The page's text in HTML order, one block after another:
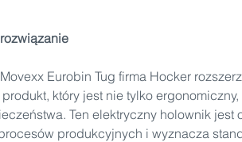
Eurobin Tug firma Hocker
który jest nie tylko
Ten elektryczny holownik
produkcyjnych i wyznacza